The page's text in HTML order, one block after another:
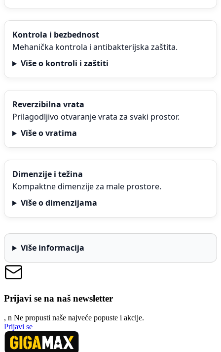
Kontrola i bezbednost
Mehanička kontrola i antibakterijska zaštita.
Više o kontroli i zaštiti
Reverzibilna vrata
Prilagodljivo otvaranje vrata za svaki prostor.
Više o vratima
Dimenzije i težina
Kompaktne dimenzije za male prostore.
Više o dimenzijama
Više informacija
Prijavi se na naš newsletter
, n Ne propusti naše najveće popuste i akcije.
Prijavi se